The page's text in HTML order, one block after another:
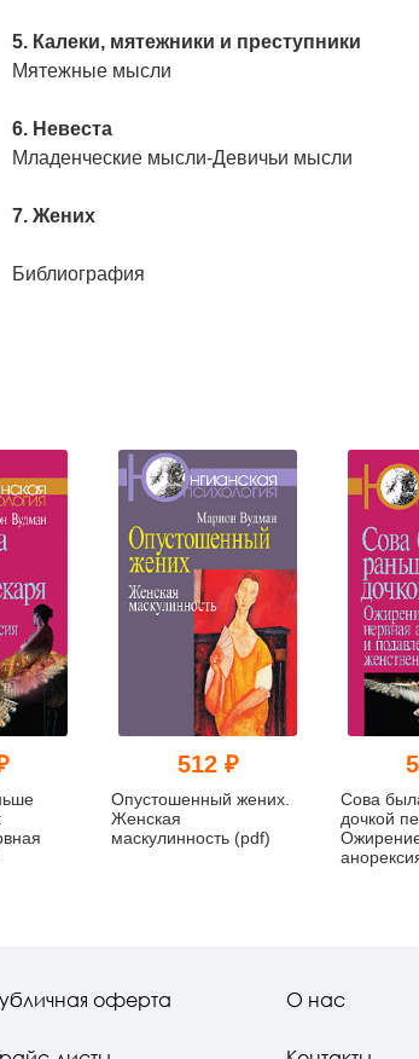
5. Калеки, мятежники и преступники
Мятежные мысли
6. Невеста
Младенческие мысли-Девичьи мысли
7. Жених
Библиография
512 ₽
Опустошенный жених.
Женская
маскулинность (pdf)
Сова
дочкой
оферта О нас